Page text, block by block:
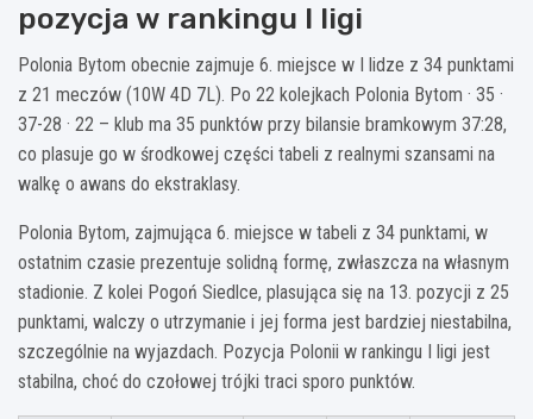
pozycja w rankingu I ligi
Polonia Bytom obecnie zajmuje 6. miejsce w I lidze z 34 punktami
z 21 meczów (10W 4D 7L). Po 22 kolejkach Polonia Bytom · 35 ·
37-28 · 22 – klub ma 35 punktów przy bilansie bramkowym 37:28,
co plasuje go w środkowej części tabeli z realnymi szansami na
walkę o awans do ekstraklasy.
Polonia Bytom, zajmująca 6. miejsce w tabeli z 34 punktami, w
ostatnim czasie prezentuje solidną formę, zwłaszcza na własnym
stadionie. Z kolei Pogoń Siedlce, plasująca się na 13. pozycji z 25
punktami, walczy o utrzymanie i jej forma jest bardziej niestabilna,
szczególnie na wyjazdach. Pozycja Polonii w rankingu I ligi jest
stabilna, choć do czołowej trójki traci sporo punktów.